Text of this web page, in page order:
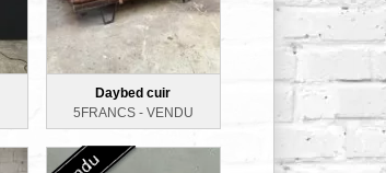
Daybed cuir
5FRANCS - VENDU